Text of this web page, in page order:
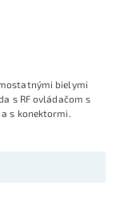
bielymi
s RF ovládačom s
s konektormi.